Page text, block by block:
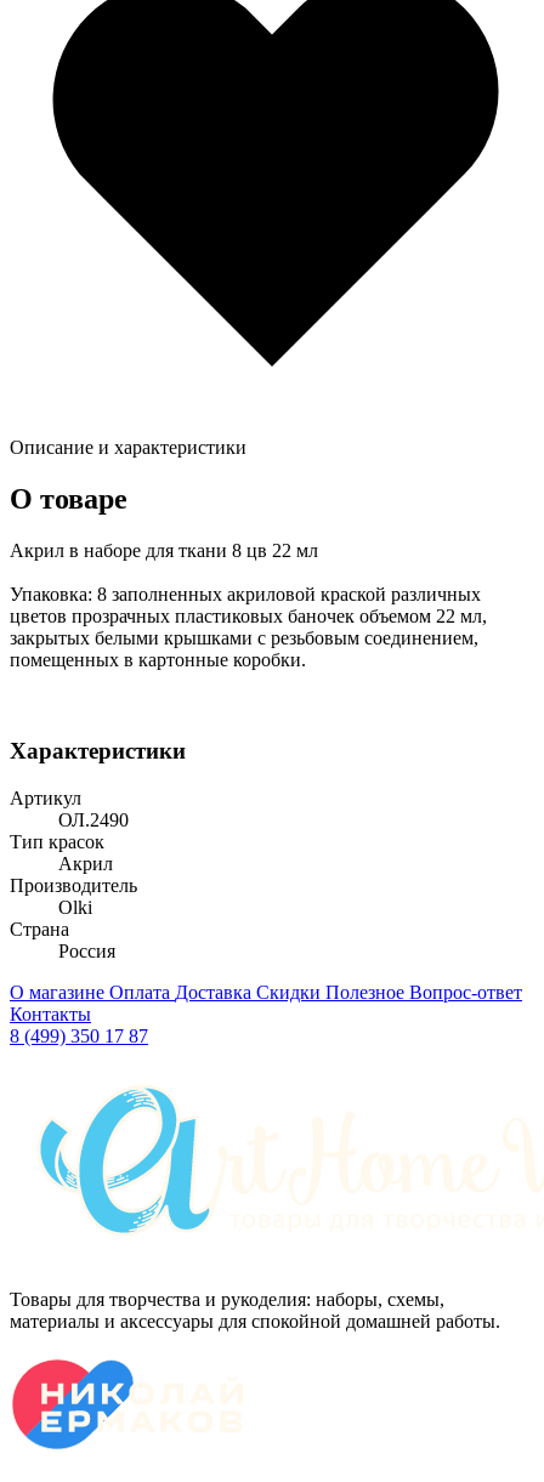
Описание и характеристики
О товаре
Акрил в наборе для ткани 8 цв 22 мл
Упаковка: 8 заполненных акриловой краской различных
цветов прозрачных пластиковых баночек объемом 22 мл,
закрытых белыми крышками с резьбовым соединением,
помещенных в картонные коробки.
Характеристики
Артикул
ОЛ.2490
Тип красок
Акрил
Производитель
Olki
Страна
Россия
О магазине Оплата Доставка Скидки Полезное Вопрос-ответ
Контакты
8 (499) 350 17 87
Товары для творчества и рукоделия: наборы, схемы,
материалы и аксессуары для спокойной домашней работы.